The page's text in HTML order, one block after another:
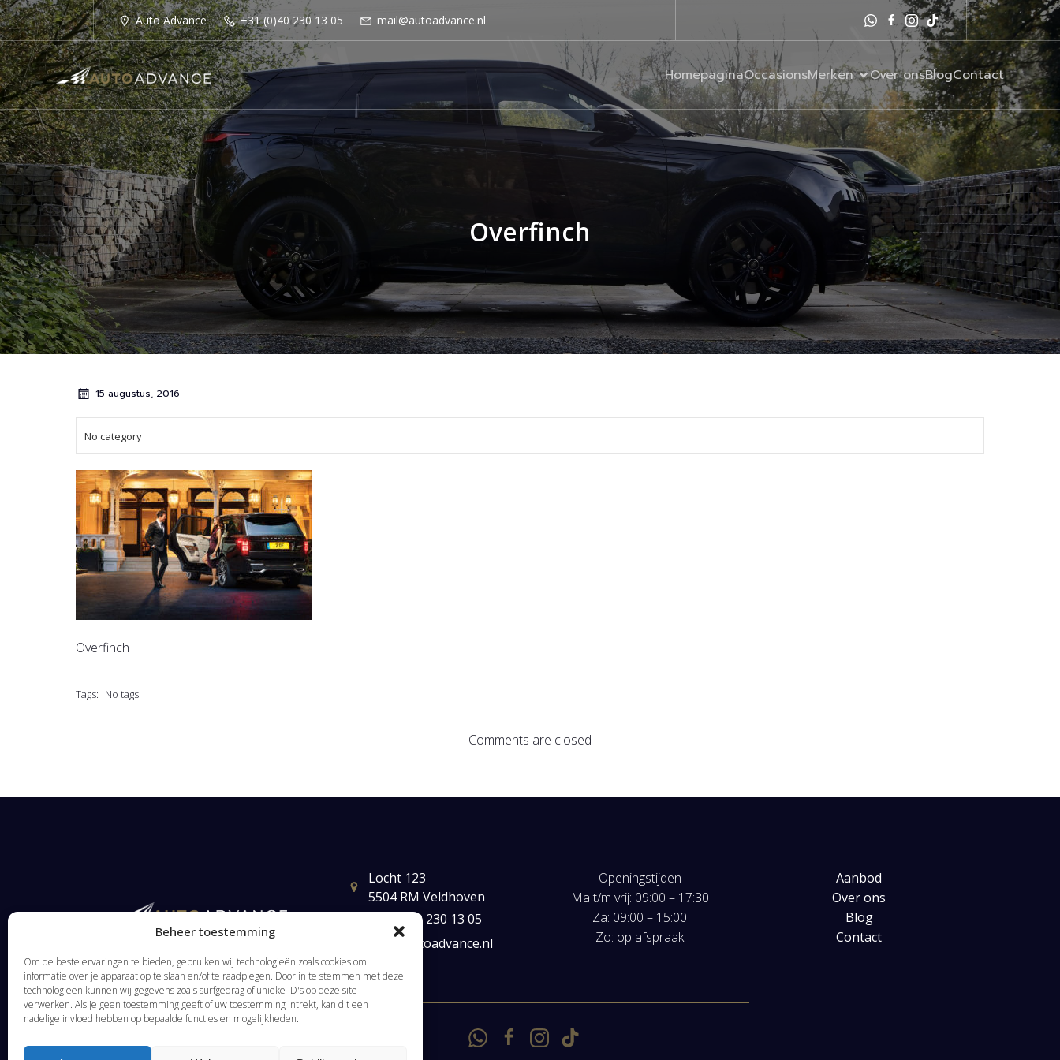
Beheer toestemming
Om de beste ervaringen te bieden, gebruiken wij technologieën zoals cookies om
informatie over je apparaat op te slaan en/of te raadplegen. Door in te stemmen met deze
technologieën kunnen wij gegevens zoals surfgedrag of unieke ID's op deze site
verwerken. Als je geen toestemming geeft of uw toestemming intrekt, kan dit een
nadelige invloed hebben op bepaalde functies en mogelijkheden.
Auto Advance +31 (0)40 230 13 05 mail@autoadvance.nl
HomepaginaOccasionsMerken Over onsBlogContact
Overfinch
15 augustus, 2016
No category
Overfinch
Tags: No tags
Comments are closed
Locht 123
5504 RM Veldhoven
+31(0) 40 230 13 05
mail@autoadvance.nl
Openingstijden
Ma t/m vrij: 09:00 – 17:30
Za: 09:00 – 15:00
Zo: op afspraak
Aanbod
Over ons
Blog
Contact